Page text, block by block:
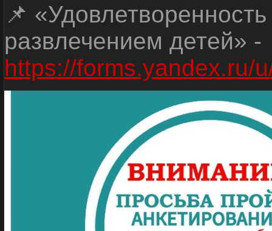
📌
развлечением детей» -
https://forms.yandex.ru/